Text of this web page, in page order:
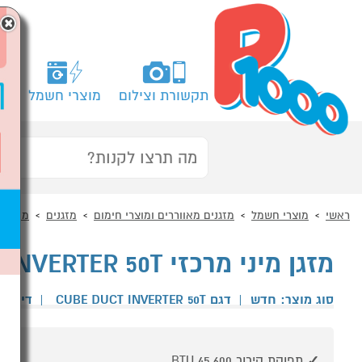
תקשורת וצילום מוצרי חשמל
ראשי מוצרי חשמל מזגנים מאווררים ומוצרי חימום מזגנים מזגן
מזגן מיני מרכזי FAMILY CUBE DUCT INVERTER 50T
סוג מוצר: חדש | דגם CUBE DUCT INVERTER 50T | דירוג
×